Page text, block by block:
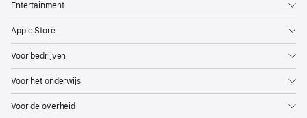
Entertainment
Apple Store
Voor bedrijven
Voor het onderwijs
Voor de overheid